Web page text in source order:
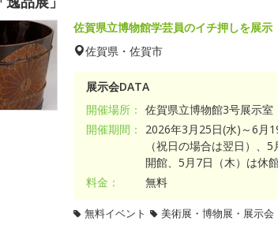
佐賀県立博物館学芸員のイチ押しを展示
佐賀県・佐賀市
展示会DATA
開催場所： 佐賀県立博物館3号展示室
開催期間：
2026年3月25日(水)～6月
（祝日の場合は翌日）、
開館、5月7日（木）は休
料金：
無料
無料イベント 美術展・博物展・展示会